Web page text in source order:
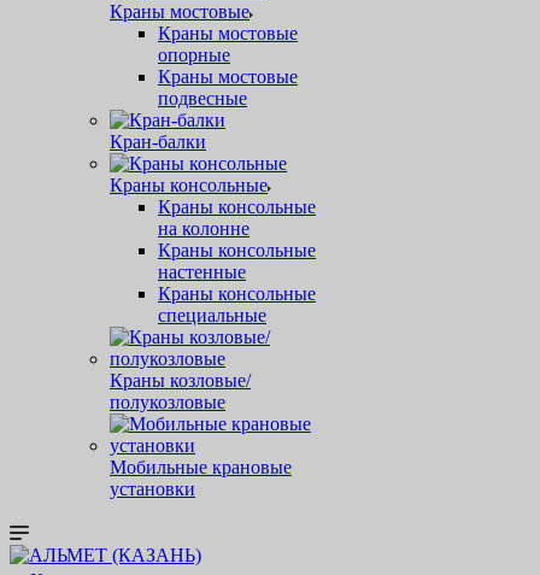
Краны мостовые
Краны мостовые
опорные
Краны мостовые
подвесные
Кран-балки
Краны консольные
Краны консольные
на колонне
Краны консольные
настенные
Краны консольные
специальные
Краны козловые/
полукозловые
Мобильные крановые
установки